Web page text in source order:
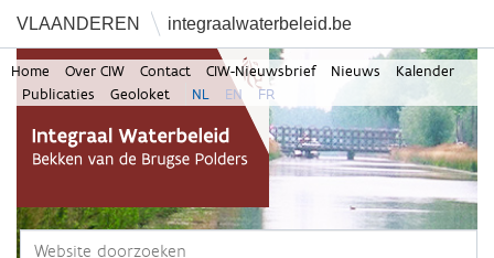
VLAANDEREN integraalwaterbeleid.be
Zoek
Home Over CIW Contact CIW-Nieuwsbrief Nieuws
Kalender
Publicaties
Geoloket NL EN FR